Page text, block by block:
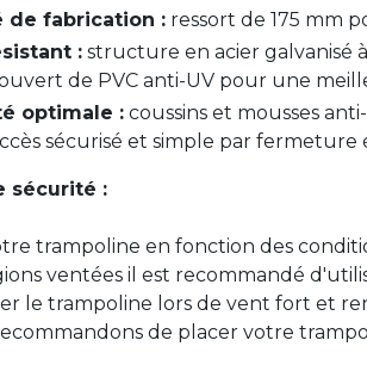
de fabrication : ressort de 175 mm
: structure en acier galvanisé
de PVC anti-UV pour une
optimale : coussins et mousses
sécurisé et simple par fermeture
sécurité :
trampoline en fonction des
ventées il est recommandé
le trampoline lors de vent fort et
de placer votre